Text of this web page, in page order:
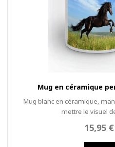
Mug en céramique
Mug blanc en céramique,
mettre le visuel
15,95